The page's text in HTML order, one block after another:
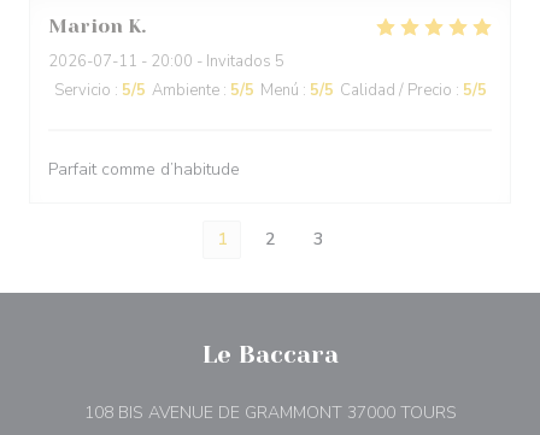
Marion K
2026-07-11 - 20:00 - Invitados 5
Servicio : 5/5 Ambiente : 5/5 Menú : 5/5 Calidad / Precio : 5/5
Parfait comme d’habitude
1 2 3
Le Baccara
108 BIS AVENUE DE GRAMMONT 37000 TOURS((abre en